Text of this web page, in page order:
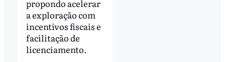
propondo acelerar
a exploração com
incentivos fiscais e
facilitação de
licenciamento.